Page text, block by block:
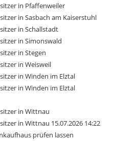
in Pfaffenweiler
in Sasbach am Kaiserstuhl
in Schallstadt
in Simonswald
in Stegen
in Weisweil
in Winden im Elztal
in Winden im Elztal
in Wittnau
in Wittnau 15.07.2026 14:22
prüfen lassen